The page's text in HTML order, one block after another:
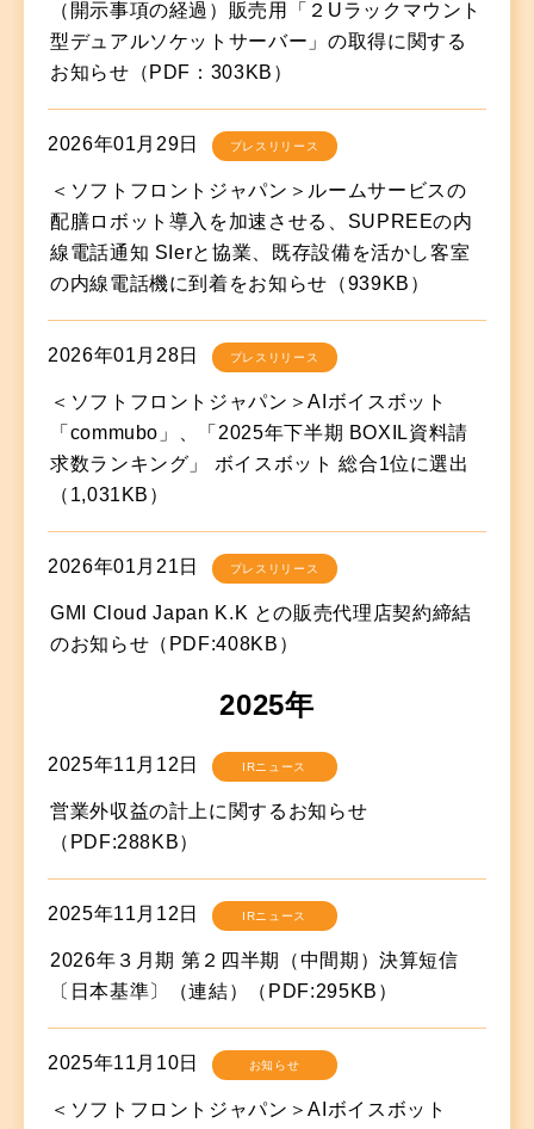
（開示事項の経過）販売用「２Uラックマウント
型デュアルソケットサーバー」の取得に関する
お知らせ（PDF：303KB）
2026年01月29日 プレスリリース
＜ソフトフロントジャパン＞ルームサービスの
配膳ロボット導入を加速させる、SUPREEの内
線電話通知 SIerと協業、既存設備を活かし客室
の内線電話機に到着をお知らせ（939KB）
2026年01月28日 プレスリリース
＜ソフトフロントジャパン＞AIボイスボット
「commubo」、「2025年下半期 BOXIL資料請
求数ランキング」 ボイスボット 総合1位に選出
（1,031KB）
2026年01月21日 プレスリリース
GMI Cloud Japan K.K との販売代理店契約締結
のお知らせ（PDF:408KB）
2025年
2025年11月12日 IRニュース
営業外収益の計上に関するお知らせ
（PDF:288KB）
2025年11月12日 IRニュース
2026年３月期 第２四半期（中間期）決算短信
〔日本基準〕（連結）（PDF:295KB）
2025年11月10日 お知らせ
＜ソフトフロントジャパン＞AIボイスボット